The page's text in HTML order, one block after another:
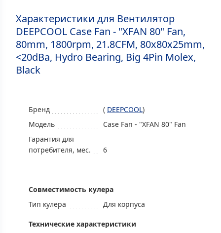
Характеристики для Вентилятор
DEEPCOOL Case Fan - "XFAN 80" Fan,
80mm, 1800rpm, 21.8CFM, 80x80x25mm,
<20dBa, Hydro Bearing, Big 4Pin Molex,
Black
Бренд ( DEEPCOOL)
Модель
Case Fan - "XFAN 80" Fan
Гарантия для
потребителя, мес.
6
Совместимость кулера
Тип кулера
Для корпуса
Технические характеристики